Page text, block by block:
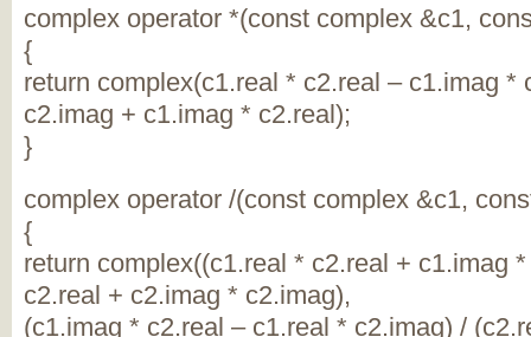
complex operator *(const complex &c1,
{
return complex(c1.real * c2.real – c1.imag *
c2.imag + c1.imag * c2.real);
}
complex operator /(const complex &c1,
{
return complex((c1.real * c2.real + c1.imag
c2.real + c2.imag * c2.imag),
(c1.imag * c2.real – c1.real * c2.imag) /